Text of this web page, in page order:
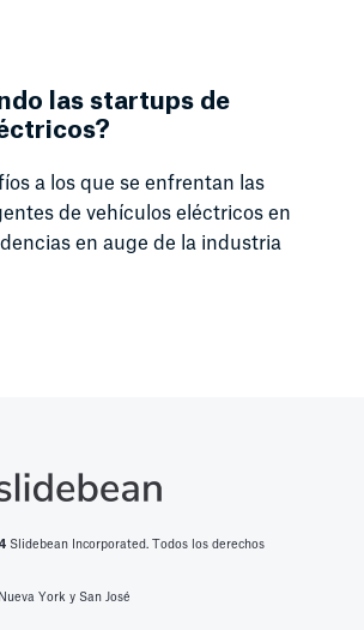
las startups de
a los que se enfrentan las
de vehículos eléctricos en
en auge de la industria
Slidebean Incorporated. Todos los derechos
York y San José